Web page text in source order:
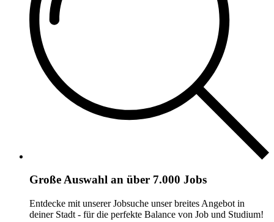
Große Auswahl an über 7.000 Jobs
Entdecke mit unserer Jobsuche unser breites Angebot in
deiner Stadt - für die perfekte Balance von Job und Studium!